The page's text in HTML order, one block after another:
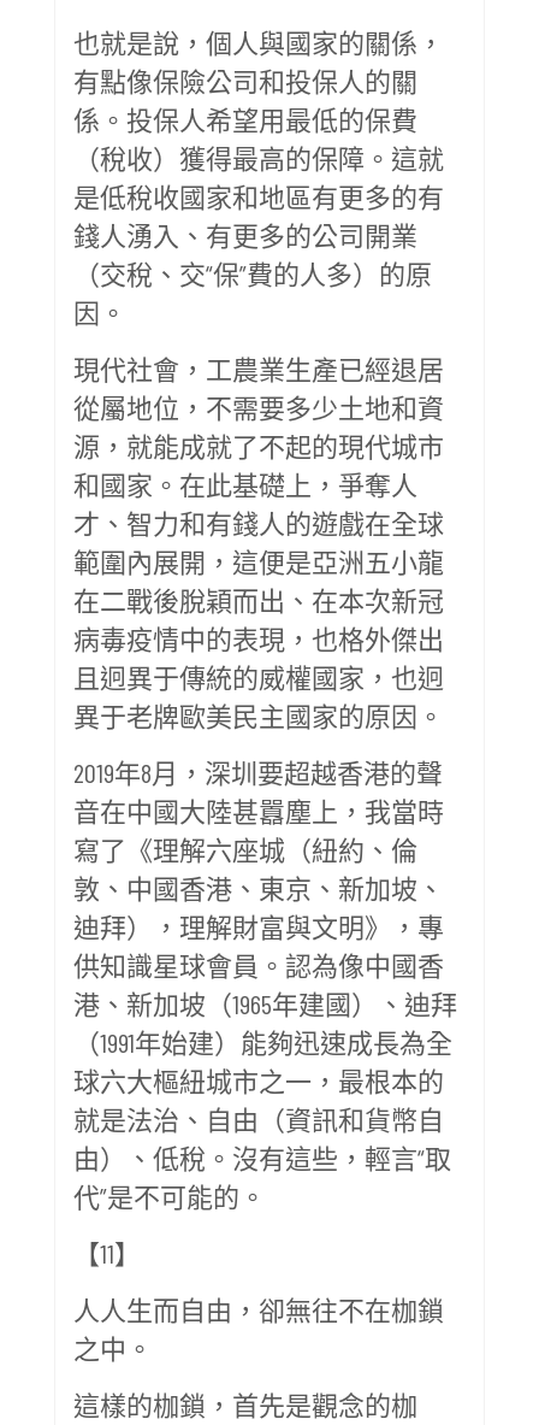
也就是說，個人與國家的關係，
有點像保險公司和投保人的關
係。投保人希望用最低的保費
（稅收）獲得最高的保障。這就
是低稅收國家和地區有更多的有
錢人湧入、有更多的公司開業
（交稅、交“保”費的人多）的原
因。
現代社會，工農業生產已經退居
從屬地位，不需要多少土地和資
源，就能成就了不起的現代城市
和國家。在此基礎上，爭奪人
才、智力和有錢人的遊戲在全球
範圍內展開，這便是亞洲五小龍
在二戰後脫穎而出、在本次新冠
病毒疫情中的表現，也格外傑出
且迥異于傳統的威權國家，也迥
異于老牌歐美民主國家的原因。
2019年8月，深圳要超越香港的聲
音在中國大陸甚囂塵上，我當時
寫了《理解六座城（紐約、倫
敦、中國香港、東京、新加坡、
迪拜），理解財富與文明》，專
供知識星球會員。認為像中國香
港、新加坡（1965年建國）、迪拜
（1991年始建）能夠迅速成長為全
球六大樞紐城市之一，最根本的
就是法治、自由（資訊和貨幣自
由）、低稅。沒有這些，輕言“取
代”是不可能的。
【11】
人人生而自由，卻無往不在枷鎖
之中。
這樣的枷鎖，首先是觀念的枷